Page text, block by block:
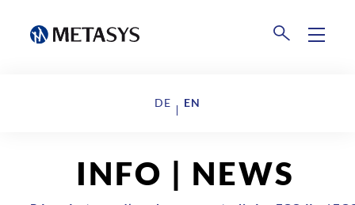
Collection Centers
DE EN
INFO | NEWS